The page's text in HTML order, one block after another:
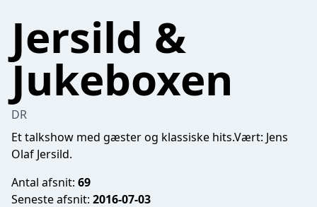
Jersild &
Jukeboxen
DR
Et talkshow med gæster og klassiske hits.Vært: Jens
Olaf Jersild.
Antal afsnit: 69
Seneste afsnit: 2016-07-03